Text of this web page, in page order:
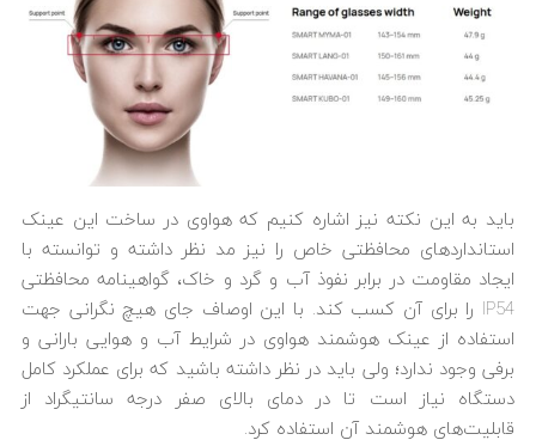
باید به این نکته نیز اشاره کنیم که هواوی در ساخت این عینک
استانداردهای محافظتی خاص را نیز مد نظر داشته و توانسته با
ایجاد مقاومت در برابر نفوذ آب و گرد و خاک، گواهینامه محافظتی
IP54 را برای آن کسب کند. با این اوصاف جای هیچ نگرانی جهت
استفاده از عینک هوشمند هواوی در شرایط آب و هوایی بارانی و
برفی وجود ندارد؛ ولی باید در نظر داشته باشید که برای عملکرد کامل
دستگاه نیاز است تا در دمای بالای صفر درجه سانتیگراد از
قابلیت‌های هوشمند آن استفاده کرد.